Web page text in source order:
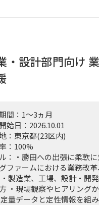
・設計部門向け
間：1～3ヵ月
始日：2026.10.01
：東京都(23区内)
：100%
：・勝田への出張に柔軟
ファームにおける業務改
製造業、工場、設計・開
・現場観察やヒアリング
量データと定性情報を組